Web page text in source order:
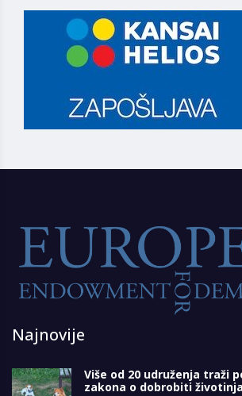
Najnovije
Više od 20 udruženja traži
zakona o dobrobiti životinja